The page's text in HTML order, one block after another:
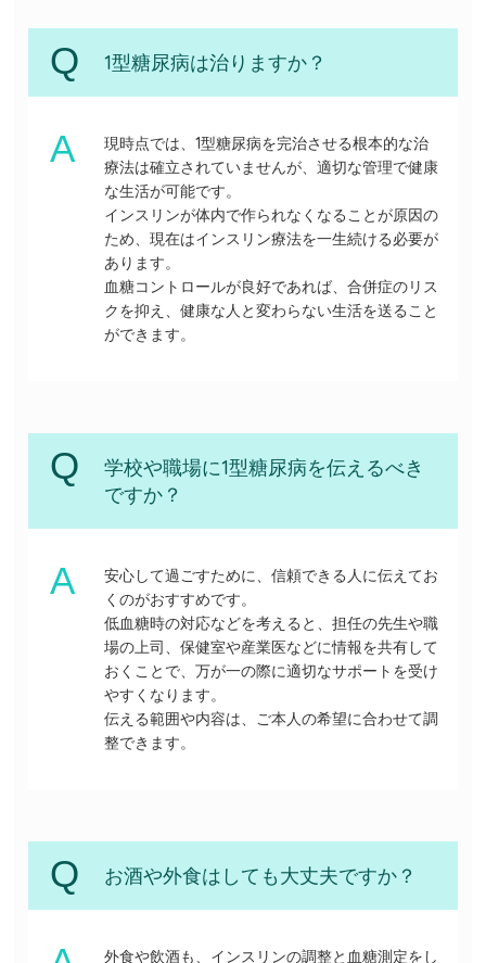
1型糖尿病は治りますか？
現時点では、1型糖尿病を完治させる根本的な治
療法は確立されていませんが、適切な管理で健康
な生活が可能です。
インスリンが体内で作られなくなることが原因の
ため、現在はインスリン療法を一生続ける必要が
あります。
血糖コントロールが良好であれば、合併症のリス
クを抑え、健康な人と変わらない生活を送ること
ができます。
学校や職場に1型糖尿病を伝えるべき
ですか？
安心して過ごすために、信頼できる人に伝えてお
くのがおすすめです。
低血糖時の対応などを考えると、担任の先生や職
場の上司、保健室や産業医などに情報を共有して
おくことで、万が一の際に適切なサポートを受け
やすくなります。
伝える範囲や内容は、ご本人の希望に合わせて調
整できます。
お酒や外食はしても大丈夫ですか？
外食や飲酒も、インスリンの調整と血糖測定をし